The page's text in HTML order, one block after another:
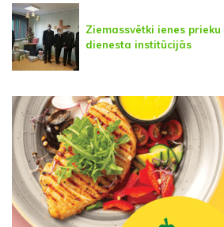
Ziemassvētki ienes
dienesta institūcijās